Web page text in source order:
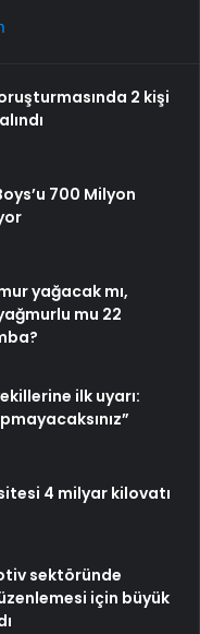
2 kişi
700 Milyon
yağacak mı,
mu 22
ilk uyarı:
4 milyar kilovatı
sektöründe
için büyük